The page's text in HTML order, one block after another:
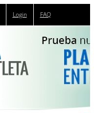
Login FAQ